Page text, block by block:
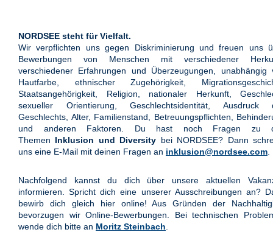
NORDSEE steht für Vielfalt.
Wir verpflichten uns gegen Diskriminierung und freuen uns
Bewerbungen von Menschen mit verschiedener
verschiedener Erfahrungen und Überzeugungen, unabhängig
Hautfarbe, ethnischer Zugehörigkeit,
Staatsangehörigkeit, Religion, nationaler Herkunft,
sexueller Orientierung, Geschlechtsidentität, Ausdruck
Geschlechts, Alter, Familienstand, Betreuungspflichten,
und anderen Faktoren. Du hast noch Fragen zu
Themen Inklusion und Diversity bei NORDSEE? Dann
uns eine E-Mail mit deinen Fragen an inklusion@nordsee.com
Nachfolgend kannst du dich über unsere aktuellen
informieren. Spricht dich eine unserer Ausschreibungen an?
bewirb dich gleich hier online! Aus Gründen der
bevorzugen wir Online-Bewerbungen. Bei technischen
wende dich bitte an Moritz Steinbach